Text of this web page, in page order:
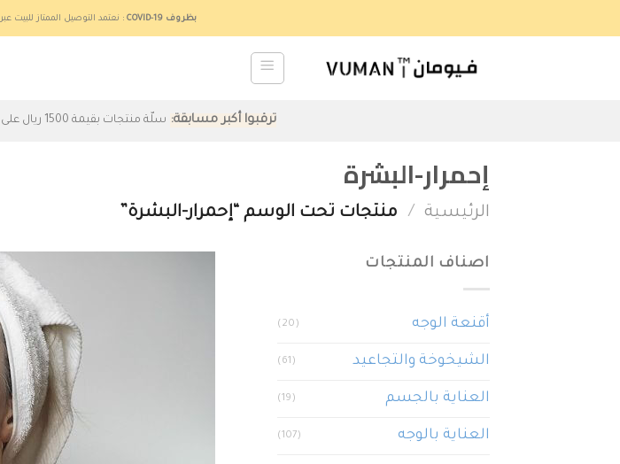
to
بظروف COVID-19 : نعتمد التوصيل الممتاز للبيت عبر DHL لتوصيل منتجاتنا خلال 7 ايام عمل
ترقبوا أكبر مسابقة: سلّة منتجات بقيمة 1500 ريال على حسابنا على انستاغرام خلال ايام
إحمرار-البشرة
الرئيسية / منتجات تحت الوسم “إحمرار-البشرة”
اصناف المنتجات
أقنعة الوجه (20)
الشيخوخة والتجاعيد (61)
العناية بالجسم (19)
العناية بالوجه (107)